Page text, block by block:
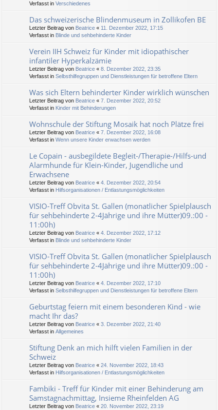
Verfasst in Verschiedenes
Das schweizerische Blindenmuseum in Zollikofen BE
Letzter Beitrag von Beatrice « 11. Dezember 2022, 17:15
Verfasst in Blinde und sehbehinderte Kinder
Verein IIH Schweiz für Kinder mit idiopathischer
infantiler Hyperkalzämie
Letzter Beitrag von Beatrice « 8. Dezember 2022, 23:35
Verfasst in Selbsthilfegruppen und Dienstleistungen für betroffene Eltern
Was sich Eltern behinderter Kinder wirklich wünschen
Letzter Beitrag von Beatrice « 7. Dezember 2022, 20:52
Verfasst in Kinder mit Behinderungen
Wohnschule der Stiftung Mosaik hat noch Plätze frei
Letzter Beitrag von Beatrice « 7. Dezember 2022, 16:08
Verfasst in Wenn unsere Kinder erwachsen werden
Le Copain - ausbegildete Begleit-/Therapie-/Hilfs-und
Alarmhunde für Klein-Kinder, Jugendliche und
Erwachsene
Letzter Beitrag von Beatrice « 4. Dezember 2022, 20:54
Verfasst in Hilfsorganisationen / Entlastungsmöglichkeiten
VISIO-Treff Obvita St. Gallen (monatlicher Spielplausch
für sehbehinderte 2-4Jährige und ihre Mütter)09.:00 -
11:00h)
Letzter Beitrag von Beatrice « 4. Dezember 2022, 17:12
Verfasst in Blinde und sehbehinderte Kinder
VISIO-Treff Obvita St. Gallen (monatlicher Spielplausch
für sehbehinderte 2-4Jährige und ihre Mütter)09.:00 -
11:00h)
Letzter Beitrag von Beatrice « 4. Dezember 2022, 17:10
Verfasst in Selbsthilfegruppen und Dienstleistungen für betroffene Eltern
Geburtstag feiern mit einem besonderen Kind - wie
macht Ihr das?
Letzter Beitrag von Beatrice « 3. Dezember 2022, 21:40
Verfasst in Allgemeines
Stiftung Denk an mich hilft vielen Familien in der
Schweiz
Letzter Beitrag von Beatrice « 24. November 2022, 18:43
Verfasst in Hilfsorganisationen / Entlastungsmöglichkeiten
Fambiki - Treff für Kinder mit einer Behinderung am
Samstagnachmittag, Insieme Rheinfelden AG
Letzter Beitrag von Beatrice « 20. November 2022, 23:19